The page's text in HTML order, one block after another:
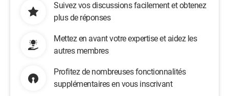
Suivez vos discussions facilement et obtenez
plus de réponses
Mettez en avant votre expertise et aidez les
autres membres
Profitez de nombreuses fonctionnalités
supplémentaires en vous inscrivant